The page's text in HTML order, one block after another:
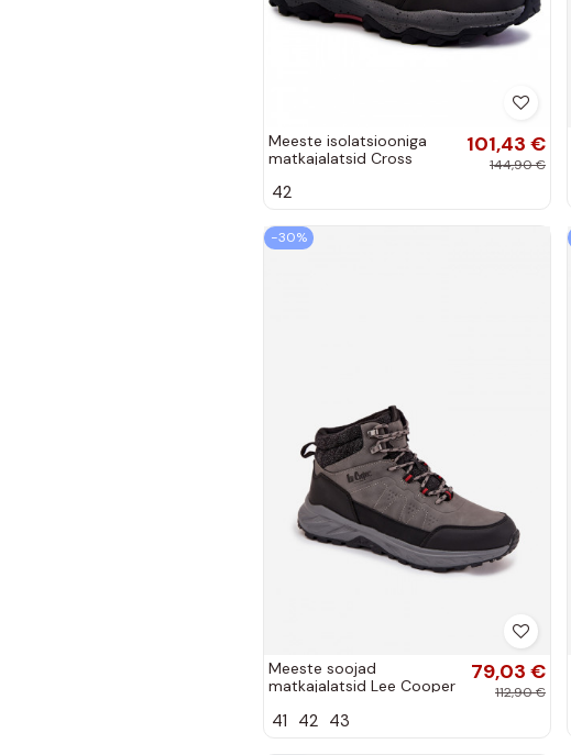
Meeste isolatsiooniga
matkajalatsid Cross
värviga
101,43 €
144,90 €
42
−30%
Meeste soojad
matkajalatsid Lee Cooper
värvis
79,03 €
112,90 €
41 42 43